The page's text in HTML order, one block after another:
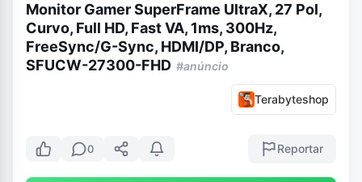
Monitor Gamer SuperFrame UltraX, 27 Pol,
Curvo, Full HD, Fast VA, 1ms, 300Hz,
FreeSync/G-Sync, HDMI/DP, Branco,
SFUCW-27300-FHD #anúncio
Terabyteshop
0 Reportar